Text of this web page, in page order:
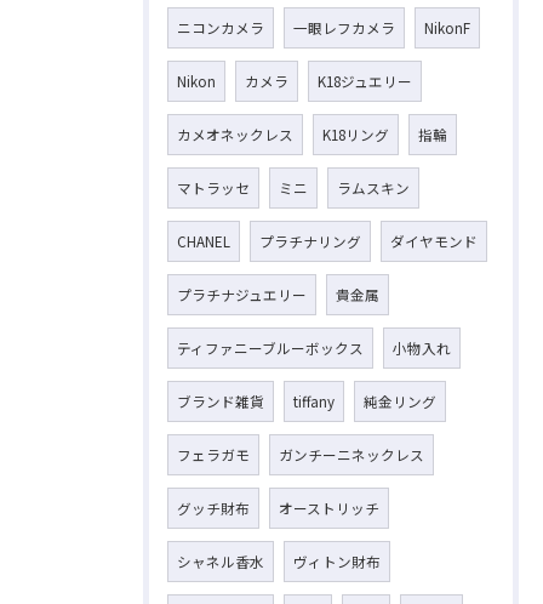
ニコンカメラ 一眼レフカメラ NikonF
Nikon カメラ K18ジュエリー
カメオネックレス K18リング 指輪
マトラッセ ミニ ラムスキン
CHANEL プラチナリング ダイヤモンド
プラチナジュエリー 貴金属
ティファニーブルーボックス 小物入れ
ブランド雑貨 tiffany 純金リング
フェラガモ ガンチーニネックレス
グッチ財布 オーストリッチ
シャネル香水 ヴィトン財布